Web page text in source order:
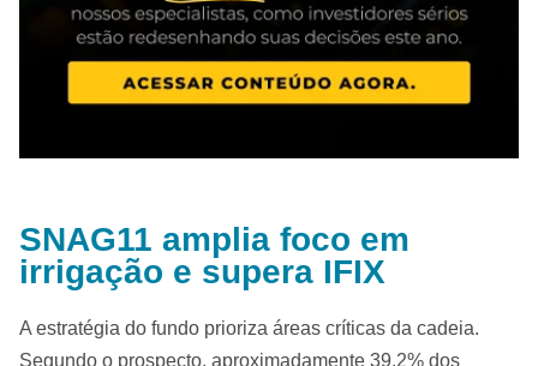
SNAG11 amplia foco em
irrigação e supera IFIX
A estratégia do fundo prioriza áreas críticas da cadeia.
Segundo o prospecto, aproximadamente 39,2% dos